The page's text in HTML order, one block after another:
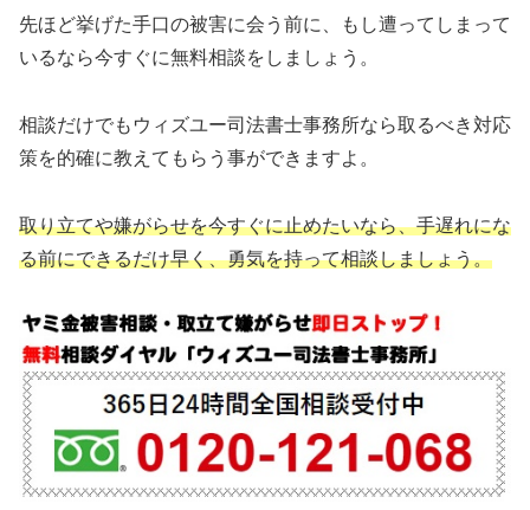
先ほど挙げた手口の被害に会う前に、もし遭ってしまって
いるなら今すぐに無料相談をしましょう。
相談だけでもウィズユー司法書士事務所なら取るべき対応
策を的確に教えてもらう事ができますよ。
取り立てや嫌がらせを今すぐに止めたいなら、手遅れにな
る前にできるだけ早く、勇気を持って相談しましょう。